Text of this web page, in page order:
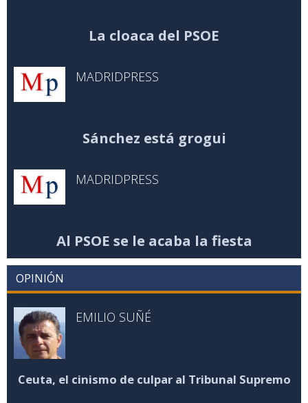
La cloaca del PSOE
MADRIDPRESS
Sánchez está grogui
MADRIDPRESS
Al PSOE se le acaba la fiesta
OPINIÓN
EMILIO SUÑÉ
Ceuta, el cinismo de culpar al Tribunal Supremo